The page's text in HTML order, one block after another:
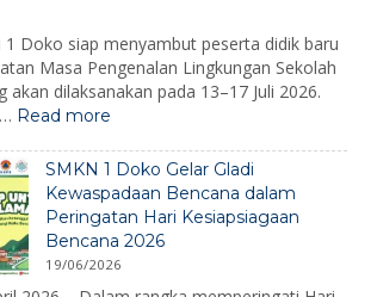
1 Doko siap menyambut peserta didik baru
Masa Pengenalan Lingkungan Sekolah
akan dilaksanakan pada 13–17 Juli 2026.
Read more:
Ramah
2026:
Membangun
Karakter,
Mengenalkan
Lingkungan,
SMKN 1 Doko Gelar Gladi
Kewaspadaan Bencana dalam
Peringatan Hari Kesiapsiagaan
Bencana 2026
19/06/2026